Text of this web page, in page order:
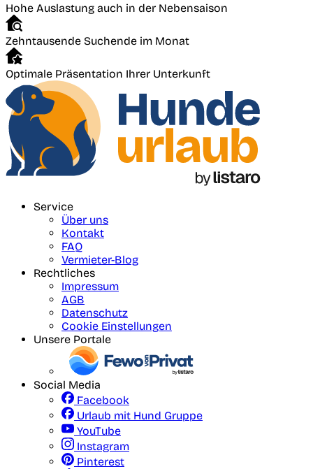
Hohe Auslastung auch in der Nebensaison
Zehntausende Suchende im Monat
Optimale Präsentation Ihrer Unterkunft
Service
Über uns
Kontakt
FAQ
Vermieter-Blog
Rechtliches
Impressum
AGB
Datenschutz
Cookie Einstellungen
Unsere Portale
Social Media
Facebook
Urlaub mit Hund Gruppe
YouTube
Instagram
Pinterest